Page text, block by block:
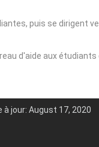
puis se dirigent
d'aide aux
à jour: August 17, 2020